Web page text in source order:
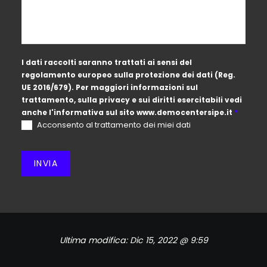
I dati raccolti saranno trattati ai sensi del
regolamento europeo sulla protezione dei dati (Reg.
UE 2016/679). Per maggiori informazioni sul
trattamento, sulla privacy e sui diritti esercitabili vedi
anche l'informativa sul sito www.democentersipe.it *
Acconsento al trattamento dei miei dati
INVIA
Ultima modifica: Dic 15, 2022 @ 9:59